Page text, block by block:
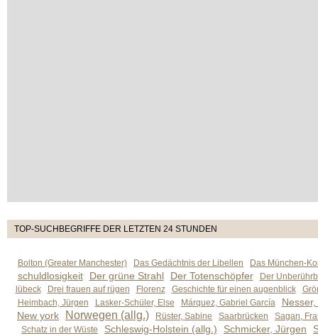
TOP-SUCHBEGRIFFE DER LETZTEN 24 STUNDEN
Bolton (Greater Manchester) Das Gedächtnis der Libellen Das München-
schuldlosigkeit Der grüne Strahl Der Totenschöpfer
Der
lübeck
Drei frauen auf rügen Florenz Geschichte für einen augenblick
Heimbach, Jürgen
Lasker-Schüler, Else Márquez, Gabriel García
New york
Norwegen (allg.) Rüster, Sabine Saarbrücken
Sagan,
Schatz in der Wüste
Schleswig-Holstein (allg.) Schmicker, Jürgen